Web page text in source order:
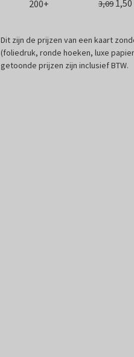
200+
3,09 1,50
Dit zijn de prijzen van een kaart
(foliedruk, ronde hoeken, luxe
getoonde prijzen zijn inclusief BTW.